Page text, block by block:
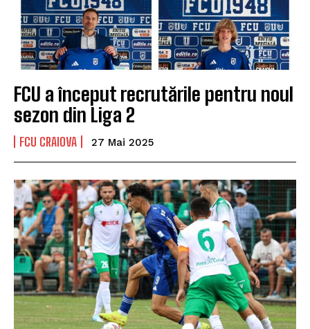
FCU a început recrutările pentru noul
sezon din Liga 2
FCU CRAIOVA 27 Mai 2025